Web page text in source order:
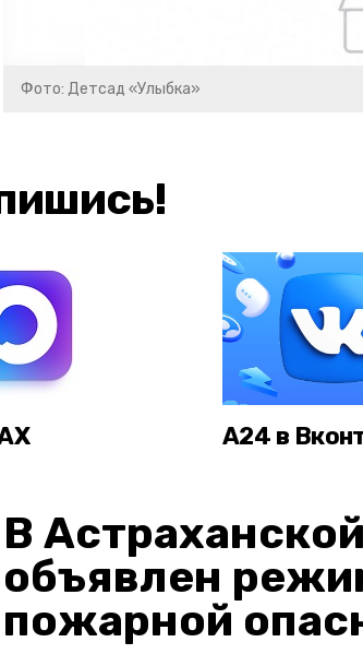
Фото: Детсад «Улыбка»
А24 в
В
объявлен
пожарной